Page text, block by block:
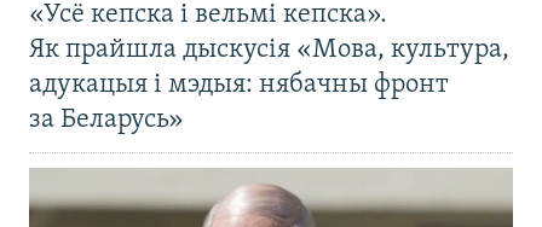
«Усё кепска і вельмі кепска».
Як прайшла дыскусія «Мова, культура,
адукацыя і мэдыя: нябачны фронт
за Беларусь»